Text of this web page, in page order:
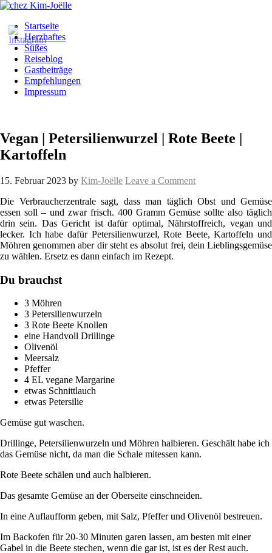
Startseite
Herzhaftes
Süßes
Reiseblog
Gastbeiträge
Empfehlungen
Impressum
Vegan | Petersilienwurzel | Rote Beete |
Kartoffeln
15. Februar 2023 by Kim-Joëlle Leave a Comment
Die Verbraucherzentrale sagt, dass man täglich Obst und Gemüse
essen soll – und zwar frisch. 400 Gramm Gemüse sollte also täglich
drin sein. Das Gericht ist dafür optimal, Nährstoffreich, vegan und
lecker. Ich habe dafür Petersilienwurzel, Rote Beete, Kartoffeln und
Möhren genommen aber dir steht es absolut frei, dein Lieblingsgemüse
zu wählen. Ersetz es dann einfach im Rezept.
Du brauchst
3 Möhren
3 Petersilienwurzeln
3 Rote Beete Knollen
eine Handvoll Drillinge
Olivenöl
Meersalz
Pfeffer
4 EL vegane Margarine
etwas Schnittlauch
etwas Petersilie
Gemüse gut waschen.
Drillinge, Petersilienwurzeln und Möhren halbieren. Geschält habe ich
das Gemüse nicht, da man die Schale mitessen kann.
Rote Beete schälen und auch halbieren.
Das gesamte Gemüse an der Oberseite einschneiden.
In eine Auflaufform geben, mit Salz, Pfeffer und Olivenöl bestreuen.
Im Backofen für 20-30 Minuten garen lassen, am besten mit einer
Gabel in die Beete stechen, wenn die gar ist, ist es der Rest auch.